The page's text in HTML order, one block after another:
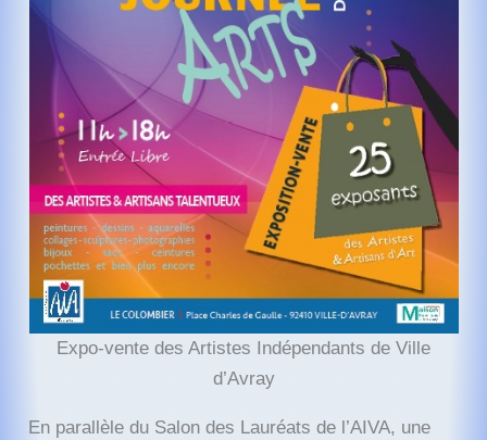
Expo-vente des Artistes Indépendants de Ville
d’Avray
En parallèle du Salon des Lauréats de l’AIVA, une